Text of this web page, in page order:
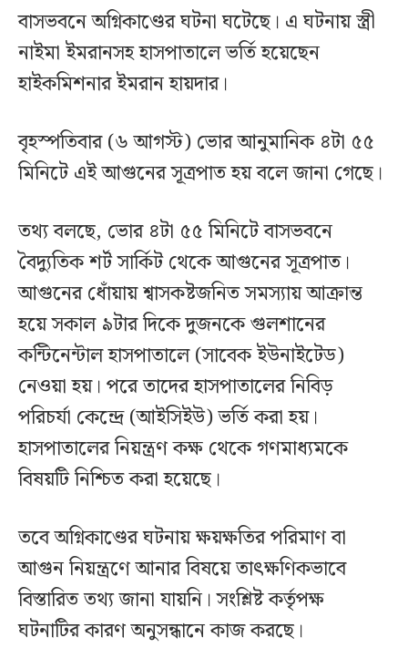
বাসভবনে অগ্নিকাণ্ডের ঘটনা ঘটেছে। এ ঘটনায় স্ত্রী
নাইমা ইমরানসহ হাসপাতালে ভর্তি হয়েছেন
হাইকমিশনার ইমরান হায়দার।
বৃহস্পতিবার (৬ আগস্ট) ভোর আনুমানিক ৪টা ৫৫
মিনিটে এই আগুনের সূত্রপাত হয় বলে জানা গেছে।
তথ্য বলছে, ভোর ৪টা ৫৫ মিনিটে বাসভবনে
বৈদ্যুতিক শর্ট সার্কিট থেকে আগুনের সূত্রপাত।
আগুনের ধোঁয়ায় শ্বাসকষ্টজনিত সমস্যায় আক্রান্ত
হয়ে সকাল ৯টার দিকে দুজনকে গুলশানের
কন্টিনেন্টাল হাসপাতালে (সাবেক ইউনাইটেড)
নেওয়া হয়। পরে তাদের হাসপাতালের নিবিড়
পরিচর্যা কেন্দ্রে (আইসিইউ) ভর্তি করা হয়।
হাসপাতালের নিয়ন্ত্রণ কক্ষ থেকে গণমাধ্যমকে
বিষয়টি নিশ্চিত করা হয়েছে।
তবে অগ্নিকাণ্ডের ঘটনায় ক্ষয়ক্ষতির পরিমাণ বা
আগুন নিয়ন্ত্রণে আনার বিষয়ে তাৎক্ষণিকভাবে
বিস্তারিত তথ্য জানা যায়নি। সংশ্লিষ্ট কর্তৃপক্ষ
ঘটনাটির কারণ অনুসন্ধানে কাজ করছে।